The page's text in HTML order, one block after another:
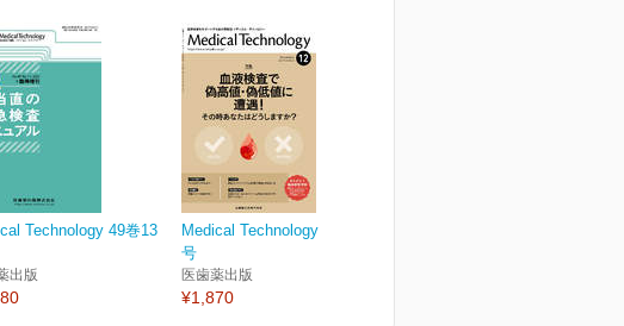
Technology 49巻13
出版
Medical Technology 49巻12
号
医歯薬出版
¥1,870